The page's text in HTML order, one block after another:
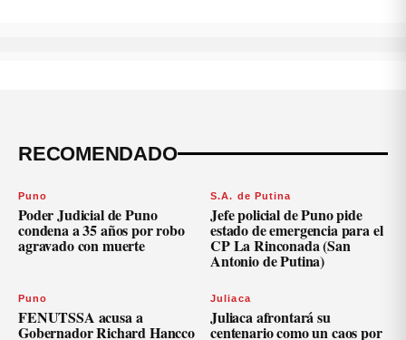
RECOMENDADO
Puno
Poder Judicial de Puno
condena a 35 años por robo
agravado con muerte
S.A. de Putina
Jefe policial de Puno pide
estado de emergencia para el
CP La Rinconada (San
Antonio de Putina)
Puno
FENUTSSA acusa a
Gobernador Richard Hancco
Juliaca
Juliaca afrontará su
centenario como un caos por